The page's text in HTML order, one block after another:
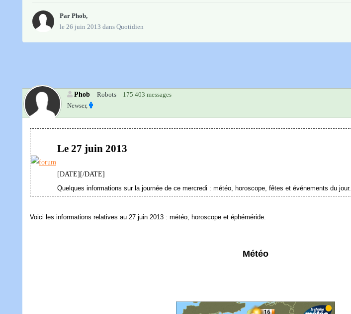
Par Phob,
le 26 juin 2013 dans Quotidien
Phob Robots
175 403 messages
Newser,
Le 27 juin 2013
[DATE][/DATE]
Quelques informations sur la journée de ce mercredi : météo, horoscope, fêtes et événements du jour.
Voici les informations relatives au 27 juin 2013 : météo, horoscope et éphéméride.
Météo